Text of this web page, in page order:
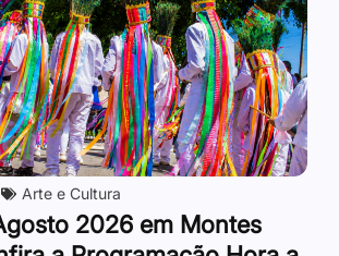
Arte e Cultura
2026 em Montes